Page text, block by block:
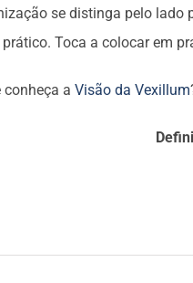
se distinga pelo
Toca a colocar em
conheça a Visão da Vexillum